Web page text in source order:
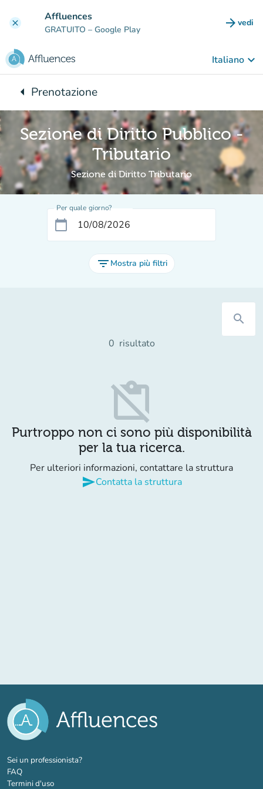
clear Affluences
GRATUITO – Google Play arrow_forward vedi
Italiano keyboard_arrow_down
arrow_leftTorna a:
Prenotazione
Sezione di Diritto Pubblico -
Tributario
Sezione di Diritto Tributario
Per quale giorno?
calendar_today
filter_list Mostra più filtri
search
0 risultato
content_paste_off
Purtroppo non ci sono più disponibilità
per la tua ricerca.
Per ulteriori informazioni, contattare la struttura
sendContatta la struttura
Sei un professionista?(nuova scheda)
FAQ
Termini d'uso